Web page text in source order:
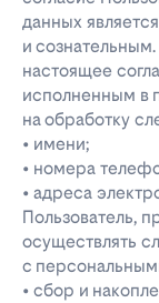
данных
и сознательным.
настоящее
исполненным в
на обработку
• имени;
• номера
• адреса
Пользователь,
осуществлять
с
• сбор и